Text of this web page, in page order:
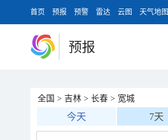
首页 预报 预警 雷达 云图 天气地图
预报
全国 > 吉林 > 长春 > 宽城
今天 7天